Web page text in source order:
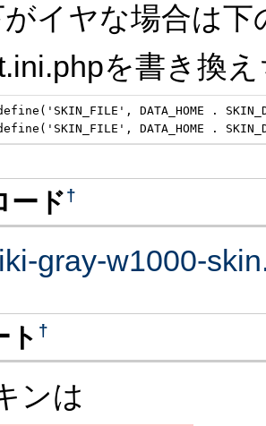
がイヤな場合は
を書き換
define('SKIN_FILE', DATA_HOME .
ード†
gray-w1000-
ト †
ンは